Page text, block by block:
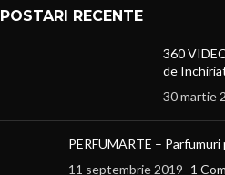
POSTARI RECENTE
360
de
30 martie
PERFUMARTE –
11 septembrie 2019 1